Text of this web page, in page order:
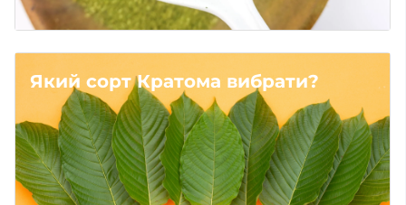
Який сорт Кратома вибрати?